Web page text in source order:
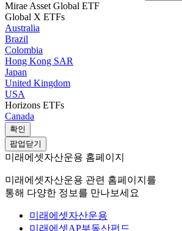
Mirae Asset Global ETF
Global X ETFs
Australia
Brazil
Colombia
Hong Kong SAR
Japan
United Kingdom
USA
Horizons ETFs
Canada
확인
팝업닫기
미래에셋자산운용 홈페이지
미래에셋자산운용 관련 홈페이지를
통해 다양한 정보를 만나보세요
미래에셋자산운용
미래에셋AP부동산펀드